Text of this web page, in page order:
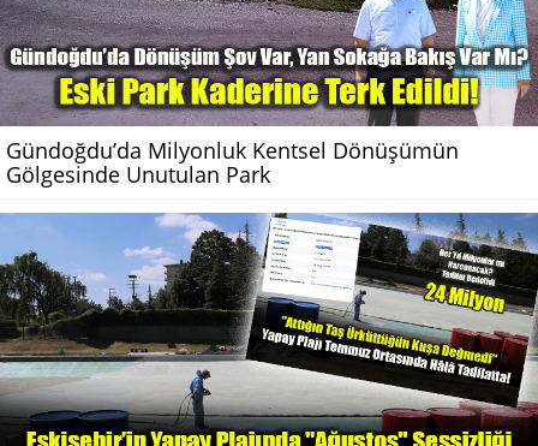
Gündoğdu’da Milyonluk Kentsel Dönüşümün
Gölgesinde Unutulan Park